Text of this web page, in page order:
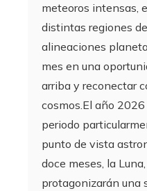
meteoros intensas,
distintas regiones
alineaciones
mes en una
arriba y reconectar
cosmos.El año
periodo
punto de vista
doce meses, la
protagonizarán una